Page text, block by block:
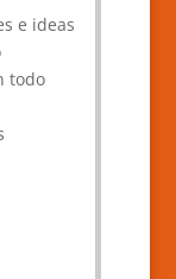
e ideas
todo